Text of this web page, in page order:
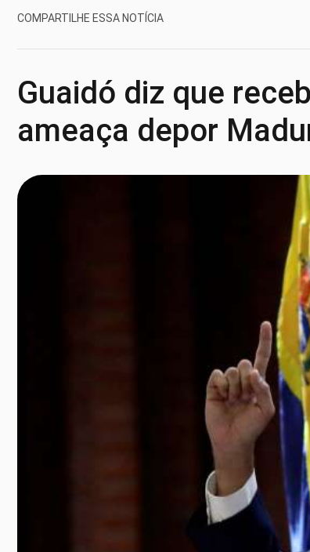
COMPARTILHE ESSA NOTÍCIA
Guaidó diz que
ameaça depor